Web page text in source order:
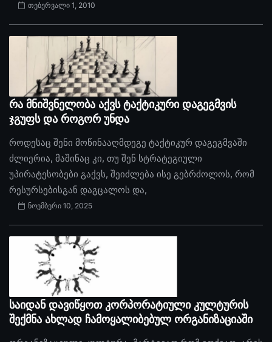
თებერვალი 1, 2010
რა მნიშვნელობა აქვს ტაქტიკური დაგეგმვის
ჯგუფს და როგორ უნდა
როდესაც შენი მოწინააღმდეგე ტაქტიკურ დაგეგმვაში
ძლიერია, მაშინაც კი, თუ შენ სტრატეგიული
უპირატესობები გაქვს, შეიძლება ისე გებრძოლოს, რომ
რესურსებისგან დაგცალოს და,
ნოემბერი 10, 2025
საიდან დავიწყოთ კორპორატიული კულტურის
შექმნა ახლად ჩამოყალიბებულ ორგანიზაციაში